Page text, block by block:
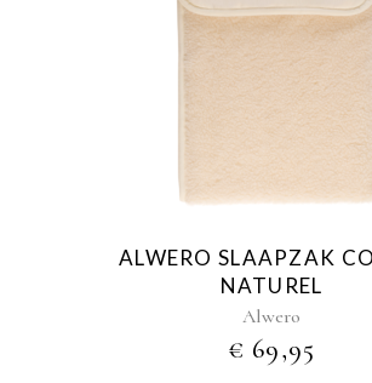
ALWERO SLAAPZAK
NATUREL
Alwero
€ 69,95